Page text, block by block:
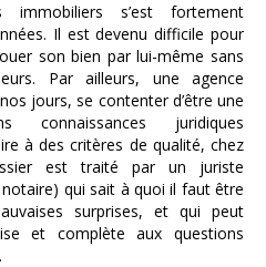
s’est fortement
Il est devenu difficile pour
son bien par lui-même sans
Par ailleurs, une agence
jours, se contenter d’être une
connaissances juridiques
à des critères de qualité, chez
est traité par un juriste
qui sait à quoi il faut être
surprises, et qui peut
et complète aux questions